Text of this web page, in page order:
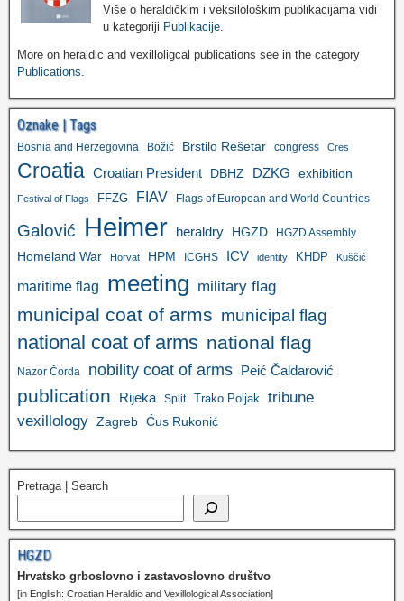
Više o heraldičkim i veksilološkim publikacijama vidi
u kategoriji Publikacije.
More on heraldic and vexilloligcal publications see in the category
Publications.
Oznake | Tags
Bosnia and Herzegovina Božić Brstilo Rešetar congress Cres
Croatia Croatian President DBHZ DZKG exhibition
Festival of Flags FFZG FIAV Flags of European and World Countries
Galović Heimer heraldry HGZD HGZD Assembly
Homeland War Horvat HPM ICGHS ICV identity KHDP Kuščić
maritime flag meeting military flag
municipal coat of arms municipal flag
national coat of arms national flag
Nazor Čorda nobility coat of arms Peić Čaldarović
publication Rijeka Split Trako Poljak tribune
vexillology Zagreb Ćus Rukonić
Pretraga | Search
HGZD
Hrvatsko grboslovno i zastavoslovno društvo
[in English: Croatian Heraldic and Vexillological Association]